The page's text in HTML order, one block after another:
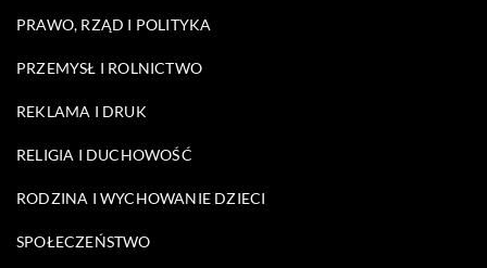
PRAWO, RZĄD I POLITYKA
PRZEMYSŁ I ROLNICTWO
REKLAMA I DRUK
RELIGIA I DUCHOWOŚĆ
RODZINA I WYCHOWANIE DZIECI
SPOŁECZEŃSTWO